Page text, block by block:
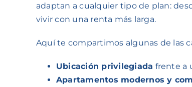
adaptan a cualquier tipo de plan:
vivir con una renta más larga.
Aquí te compartimos algunas de las
Ubicación privilegiada frente a
Apartamentos modernos y